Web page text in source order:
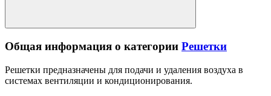
Общая информация о категории Решетки
Решетки предназначены для подачи и удаления воздуха в
системах вентиляции и кондиционирования.